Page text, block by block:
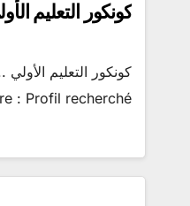
كونكور التعليم الأولي ..تم الاعلان عن 37 منصب جديد في الصخيرات
: Profil recherché:…